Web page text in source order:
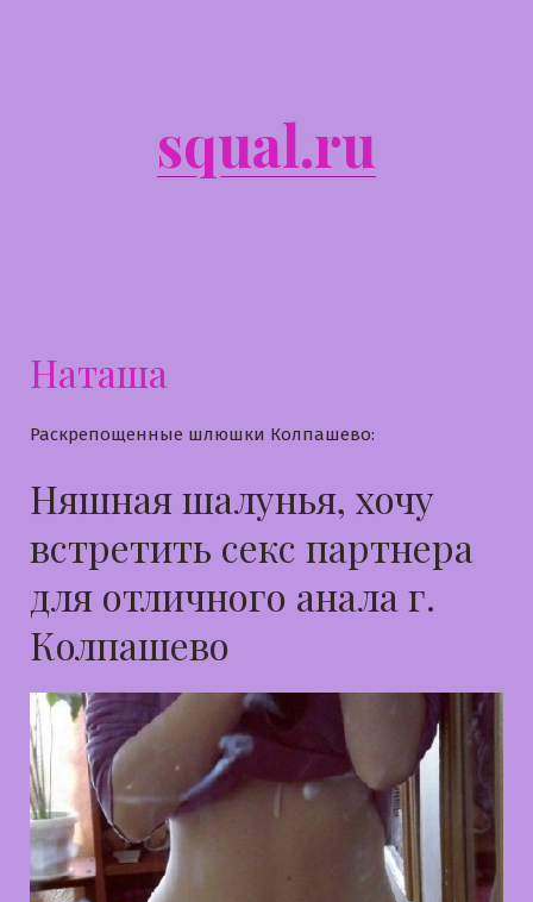
squal.ru
Наташа
Раскрепощенные шлюшки Колпашево:
Няшная шалунья, хочу
встретить секс партнера
для отличного анала г.
Колпашево